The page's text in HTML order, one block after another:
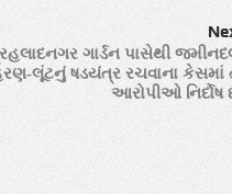
ગાર્ડન પાસેથી
લૂંટનું ષડયંત્ર રચવાના કેસમાં
આરોપીઓ નિર્દોષ